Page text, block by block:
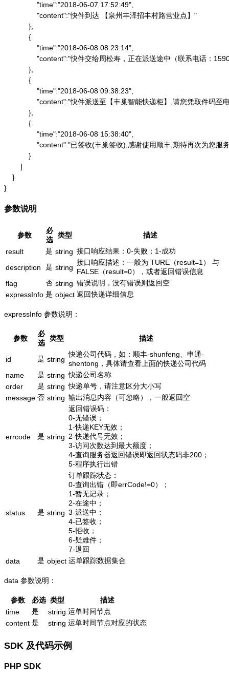
                "time":"2018-06-07 17:52:49",
                "content":"快件到达 【泉州丰泽招丰村路营业点】"
            },
            {
                "time":"2018-06-08 08:23:14",
"content":"快件交给周松寿，正在派送途中（联系电话：
            },
            {
                "time":"2018-06-08 09:38:23",
"content":"快件派送至【丰巢智能快递柜】,请您凭取件
            },
            {
                "time":"2018-06-08 15:38:40",
"content":"已签收(丰巢签收),感谢使用顺丰,期待再次为您服
            }
        ]
    }
}
参数说明
参数
必
选
类型
描述
result
是 string 接口响应结果：0-失败；1-成功
description
是 string
接口响应描述：一般为 TURE（result=1） 与
FALSE（result=0），或者返回错误信息
flag
否 string 错误说明，没有错误则返回空
expressInfo 是 object 返回快递详细信息
expressInfo 参数说明：
参数
必
选
类型 描述
id 是 string
快递公司代码，如：顺丰-shunfeng、申通-
shentong，具体请查看上面的快递公司代码
name
是 string 快递公司名称
order
是 string 快递单号，请注意区分大小写
message 否 string 输出消息内容（可忽略），一般返回空
errcode 是 string
返回错误码：
0-无错误；
1-快递KEY无效；
2-快递代号无效；
3-访问次数达到最大额度；
4-查询服务器返回错误即返回状态码非200；
5-程序执行出错
status 是 string
订单跟踪状态：
0-查询出错（即errCode!=0）；
1-暂无记录；
2-在途中；
3-派送中；
4-已签收；
5-拒收；
6-疑难件；
7-退回
data
是 object 运单跟踪数据集合
data 参数说明：
参数 必选 类型
描述
time
是 string 运单时间节点
content 是 string 运单时间节点对应的状态
SDK 及代码示例
PHP SDK